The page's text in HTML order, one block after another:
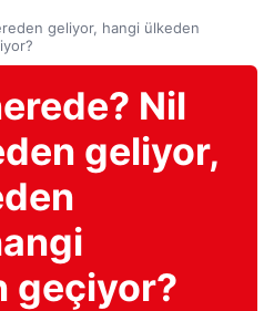
geliyor, hangi ülkeden
Nil
geliyor,
geçiyor?